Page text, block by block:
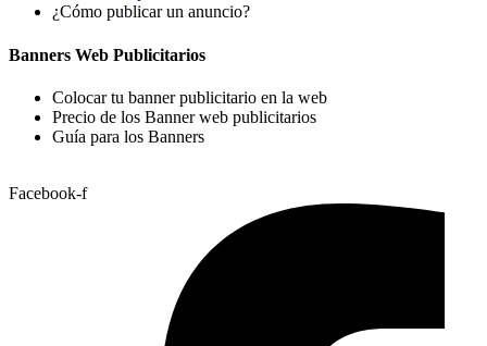
¿Cómo publicar un anuncio?
Banners Web Publicitarios
Colocar tu banner publicitario en la web
Precio de los Banner web publicitarios
Guía para los Banners
Facebook-f